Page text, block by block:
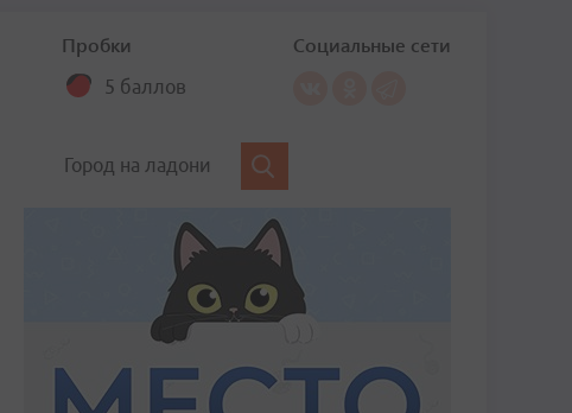
Пробки
5 баллов
Социальные сети
Город на ладони